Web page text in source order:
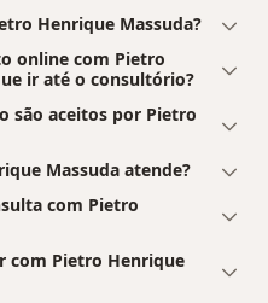
Henrique Massuda?
online com Pietro
ir até o consultório?
são aceitos por Pietro
Massuda atende?
com Pietro
com Pietro Henrique